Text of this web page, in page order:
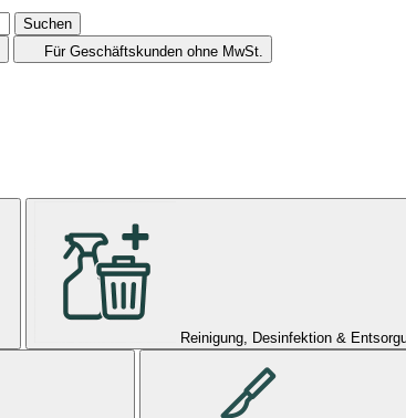
Suchen
Für Geschäftskunden ohne MwSt.
Reinigung, Desinfektion &